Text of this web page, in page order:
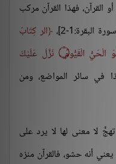
فهذا القرآن مركب
البقرة:1-2]،
الر كِتَابٌ
الم ۝ اللّهُ لا إِلَهَ إِلاَّ هُوَ الْحَيُّ الْقَيُّومُ ۝ نَزَّلَ عَلَيْكَ
3]، وهكذا في سائر المواضع، ومن
لا معنى لها لا يرد على
أنه حشو، فالقرآن منزه